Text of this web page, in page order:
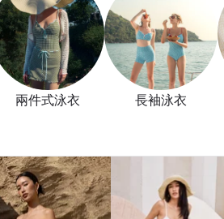
兩件式泳衣 長袖泳衣